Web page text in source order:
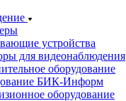
устройства
для видеонаблюдения
оборудование
БИК-Информ
оборудование